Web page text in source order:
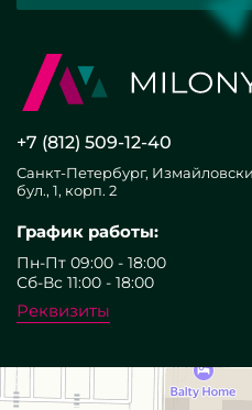
+7 (812) 509-12-40
Санкт-Петербург,
бул., 1, корп. 2
График работы:
Пн-Пт 09:00 - 18:00
Сб-Вс 11:00 - 18:00
Реквизиты